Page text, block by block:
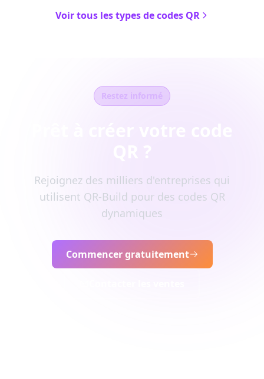
Voir tous les types de codes QR
Restez informé
Rejoignez des milliers d'entreprises qui
utilisent QR-Build pour des codes QR
dynamiques
Commencer gratuitement